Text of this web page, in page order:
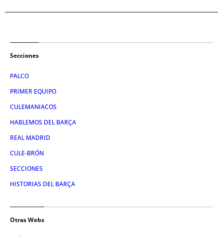
Secciones
PALCO
PRIMER EQUIPO
CULEMANIACOS
HABLEMOS DEL BARÇA
REAL MADRID
CULE-BRÓN
SECCIONES
HISTORIAS DEL BARÇA
Otras Webs